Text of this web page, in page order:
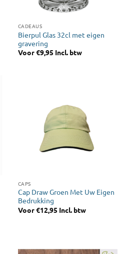
CADEAUS
Bierpul Glas 32cl met eigen
gravering
Voor€9,95 Incl. btw
CAPS
Cap Draw Groen Met Uw Eigen
Bedrukking
Voor€12,95 Incl. btw